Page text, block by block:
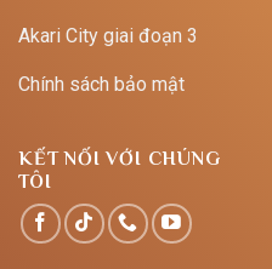
Akari City giai đoạn 3
Chính sách bảo mật
KẾT NỐI VỚI CHÚNG
TÔI